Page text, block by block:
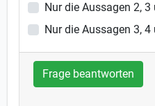
Nur die Aussagen 2,
Nur die Aussagen 3,
Frage beantworten